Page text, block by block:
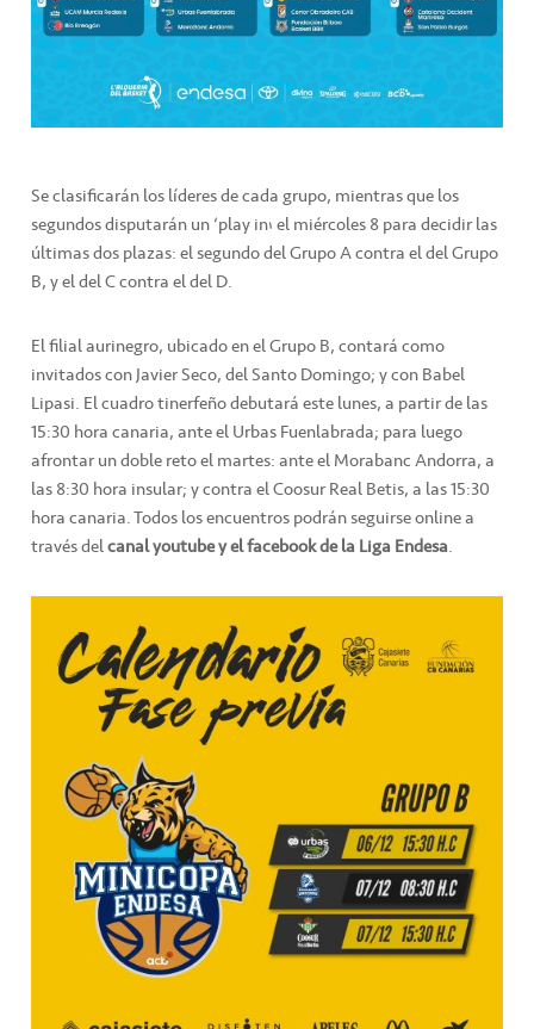
Se clasificarán los líderes de cada grupo, mientras que los
segundos disputarán un ‘play in’ el miércoles 8 para decidir las
últimas dos plazas: el segundo del Grupo A contra el del Grupo
B, y el del C contra el del D.
El filial aurinegro, ubicado en el Grupo B, contará como
invitados con Javier Seco, del Santo Domingo; y con Babel
Lipasi. El cuadro tinerfeño debutará este lunes, a partir de las
15:30 hora canaria, ante el Urbas Fuenlabrada; para luego
afrontar un doble reto el martes: ante el Morabanc Andorra, a
las 8:30 hora insular; y contra el Coosur Real Betis, a las 15:30
hora canaria. Todos los encuentros podrán seguirse online a
través delcanal youtube y el facebook de la Liga Endesa.